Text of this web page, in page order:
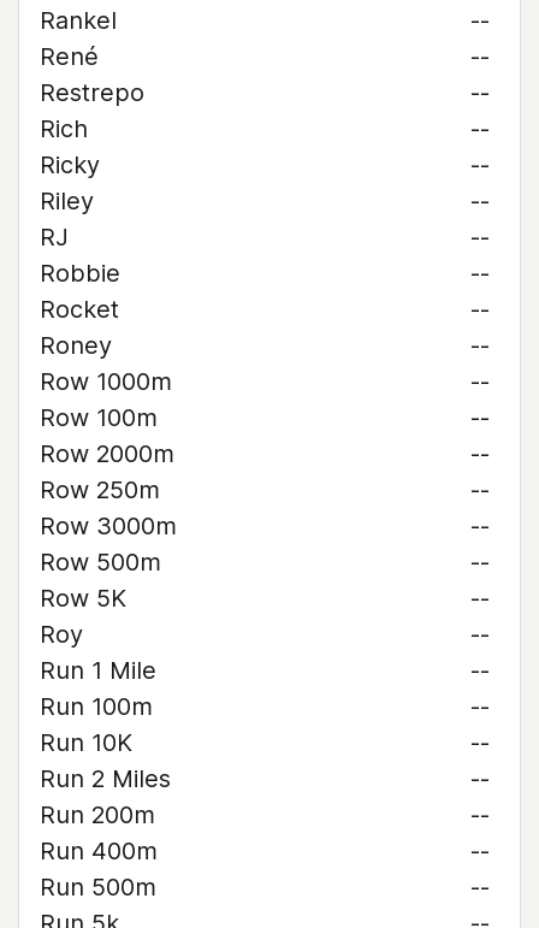
Rankel
--
René
--
Restrepo
--
Rich
--
Ricky
--
Riley
--
RJ
--
Robbie
--
Rocket
--
Roney
--
Row 1000m
--
Row 100m
--
Row 2000m
--
Row 250m
--
Row 3000m
--
Row 500m
--
Row 5K
--
Roy
--
Run 1 Mile
--
Run 100m
--
Run 10K
--
Run 2 Miles
--
Run 200m
--
Run 400m
--
Run 500m
--